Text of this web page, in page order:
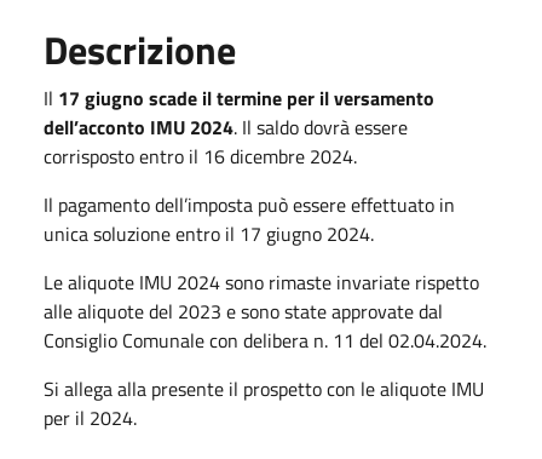
Descrizione
Il 17 giugno scade il termine per il versamento
dell’acconto IMU 2024. Il saldo dovrà essere
corrisposto entro il 16 dicembre 2024.
Il pagamento dell’imposta può essere effettuato in
unica soluzione entro il 17 giugno 2024.
Le aliquote IMU 2024 sono rimaste invariate rispetto
alle aliquote del 2023 e sono state approvate dal
Consiglio Comunale con delibera n. 11 del 02.04.2024.
Si allega alla presente il prospetto con le aliquote IMU
per il 2024.